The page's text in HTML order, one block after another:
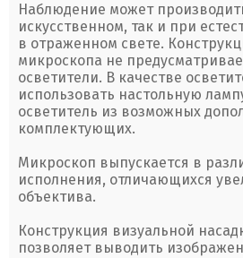
Наблюдение может
искусственном, так и при
в отраженном свете.
микроскопа не
осветители. В качестве
использовать настольную
осветитель из возможных
комплектующих.
Микроскоп выпускается в
исполнения, отличающихся
объектива.
Конструкция визуальной
позволяет выводить